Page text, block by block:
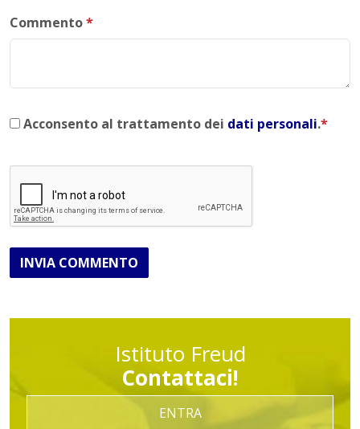
Commento*
Acconsento al trattamento dei dati personali.*
INVIA COMMENTO
Istituto Freud
Contattaci!
ENTRA